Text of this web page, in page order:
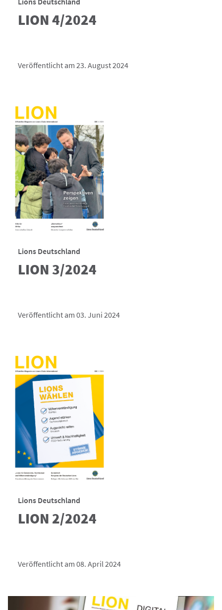
LION 4/2024
Veröffentlicht am 23. August 2024
Lions Deutschland
LION 3/2024
Veröffentlicht am 03. Juni 2024
Lions Deutschland
LION 2/2024
Veröffentlicht am 08. April 2024